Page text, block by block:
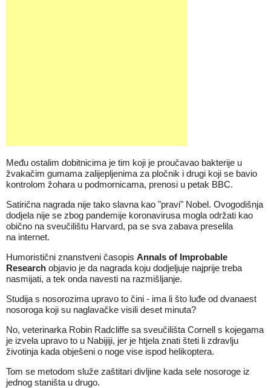
Među ostalim dobitnicima je tim koji je proučavao bakterije u
žvakačim gumama zalijepljenima za pločnik i drugi koji se bavio
kontrolom žohara u podmornicama, prenosi u petak BBC.
Satirična nagrada nije tako slavna kao "pravi" Nobel. Ovogodišnja
dodjela nije se zbog pandemije koronavirusa mogla održati kao
obično na sveučilištu Harvard, pa se sva zabava preselila
na internet.
Humoristični znanstveni časopis Annals of Improbable
Research objavio je da nagrada koju dodjeljuje najprije treba
nasmijati, a tek onda navesti na razmišljanje.
Studija s nosorozima upravo to čini - ima li što luđe od dvanaest
nosoroga koji su naglavačke visili deset minuta?
No, veterinarka Robin Radcliffe sa sveučilišta Cornell s kojegama
je izvela upravo to u Nabijiji, jer je htjela znati šteti li zdravlju
životinja kada obješeni o noge vise ispod helikoptera.
Tom se metodom služe zaštitari divljine kada sele nosoroge iz
jednog staništa u drugo.